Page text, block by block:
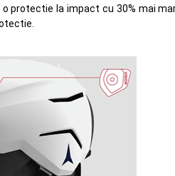
protectie la impact cu 30% mai